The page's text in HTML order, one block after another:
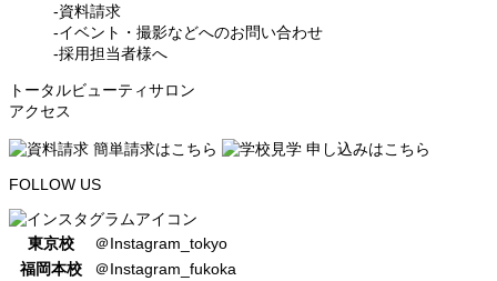
-資料請求
-イベント・撮影などへのお問い合わせ
-採用担当者様へ
トータルビューティサロン
アクセス
FOLLOW US
東京校
＠Instagram_tokyo
福岡本校
＠Instagram_fukoka